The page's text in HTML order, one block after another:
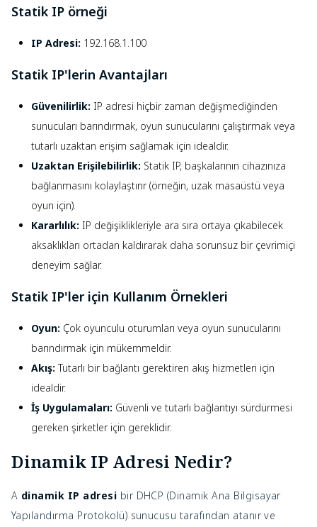
Statik IP örneği
IP Adresi: 192.168.1.100
Statik IP'lerin Avantajları
Güvenilirlik: IP adresi hiçbir zaman değişmediğinden
sunucuları barındırmak, oyun sunucularını çalıştırmak veya
tutarlı uzaktan erişim sağlamak için idealdir.
Uzaktan Erişilebilirlik: Statik IP, başkalarının cihazınıza
bağlanmasını kolaylaştırır (örneğin, uzak masaüstü veya
oyun için).
Kararlılık: IP değişiklikleriyle ara sıra ortaya çıkabilecek
aksaklıkları ortadan kaldırarak daha sorunsuz bir çevrimiçi
deneyim sağlar.
Statik IP'ler için Kullanım Örnekleri
Oyun: Çok oyunculu oturumları veya oyun sunucularını
barındırmak için mükemmeldir.
Akış:Tutarlı bir bağlantı gerektiren akış hizmetleri için
idealdir.
İş Uygulamaları: Güvenli ve tutarlı bağlantıyı sürdürmesi
gereken şirketler için gereklidir.
Dinamik IP Adresi Nedir?
A dinamik IP adresi bir DHCP (Dinamik Ana Bilgisayar
Yapılandırma Protokolü) sunucusu tarafından atanır ve